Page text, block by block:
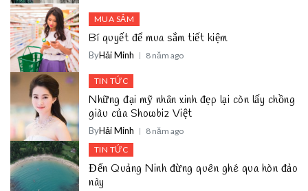
MUA SẮM
Bí quyết để mua sắm tiết kiệm
ByHải Minh 8 năm ago
TIN TỨC
Những đại mỹ nhân xinh đẹp lại còn lấy chồng
giàu của Showbiz Việt
ByHải Minh
8 năm ago
TIN TỨC
Đến Quảng Ninh đừng quên ghé qua hòn đảo
này